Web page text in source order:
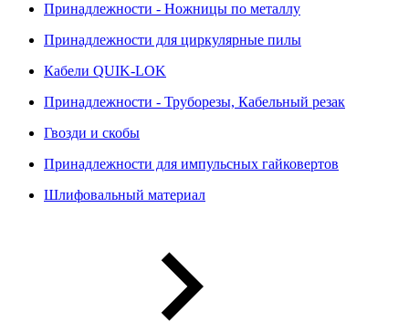
Принадлежности - Ножницы по металлу
Принадлежности для циркулярные пилы
Кабели QUIK-LOK
Принадлежности - Труборезы, Кабельный резак
Гвозди и скобы
Принадлежности для импульсных гайковертов
Шлифовальный материал